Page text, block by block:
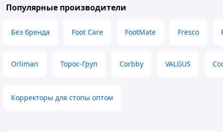
Популярные производители
Без бренда Foot Care FootMate Fresco
Orliman Торос-Груп Corbby VALGUS
Корректоры для стопы оптом